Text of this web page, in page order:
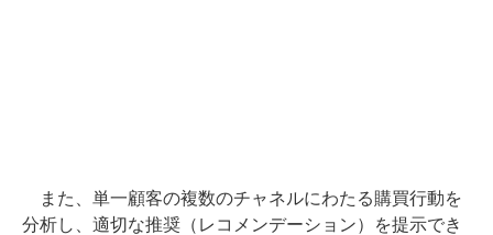
また、単一顧客の複数のチャネルにわたる購買行動を
分析し、適切な推奨（レコメンデーション）を提示でき